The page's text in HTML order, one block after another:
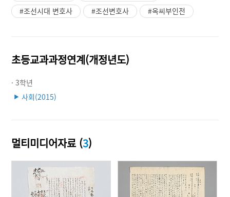
#조선시대 변호사
#조선변호사 #옥씨부인전
초등교과과정연계(개정년도)
· 3학년
▶ 사회(2015)
멀티미디어자료 (3)